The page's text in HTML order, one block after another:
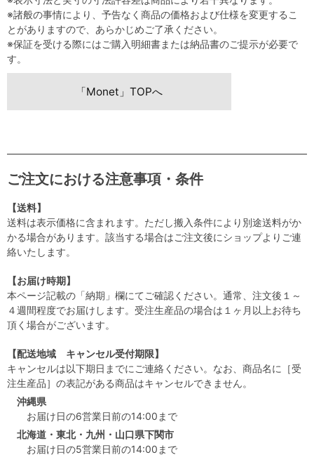
※諸般の事情により、予告なく商品の価格および仕様を変更するこ
とがありますので、あらかじめご了承ください。
※保証を受ける際にはご購入明細書または納品書のご提示が必要で
す。
「Monet」TOPへ
ご注文における注意事項・条件
【送料】
送料は表示価格に含まれます。ただし搬入条件により別途送料がか
かる場合があります。該当する場合はご注文後にショップよりご連
絡いたします。
【お届け時期】
本ページ記載の「納期」欄にてご確認ください。通常、注文後１～
４週間程度でお届けします。受注生産品の場合は１ヶ月以上お待ち
頂く場合がございます。
【配送地域 キャンセル受付期限】
キャンセルは以下期日までにご連絡ください。なお、商品名に［受
注生産品］の表記がある商品はキャンセルできません。
沖縄県
お届け日の6営業日前の14:00まで
北海道・東北・九州・山口県下関市
お届け日の5営業日前の14:00まで